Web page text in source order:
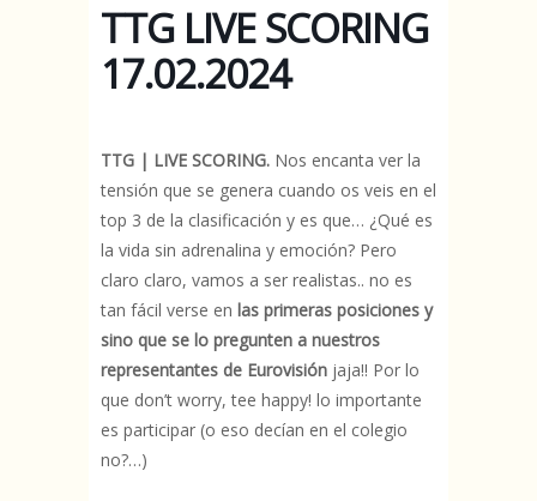
TTG LIVE SCORING
17.02.2024
TTG | LIVE SCORING. Nos encanta ver la
tensión que se genera cuando os veis en el
top 3 de la clasificación y es que… ¿Qué es
la vida sin adrenalina y emoción? Pero
claro claro, vamos a ser realistas.. no es
tan fácil verse en las primeras posiciones y
sino que se lo pregunten a nuestros
representantes de Eurovisión jaja!! Por lo
que don’t worry, tee happy! lo importante
es participar (o eso decían en el colegio
no?…)